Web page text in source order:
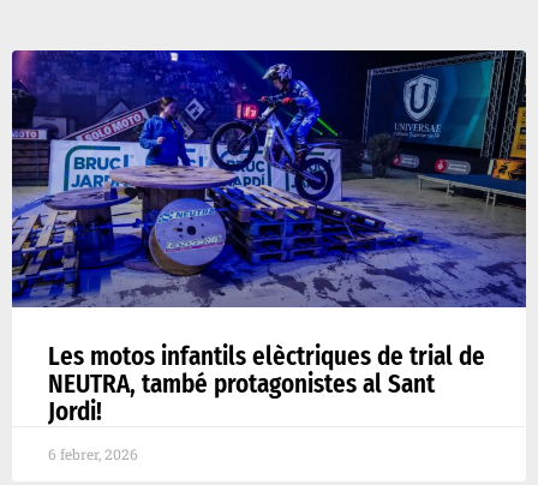
Les motos infantils elèctriques de trial de
NEUTRA, també protagonistes al Sant
Jordi!
6 febrer, 2026